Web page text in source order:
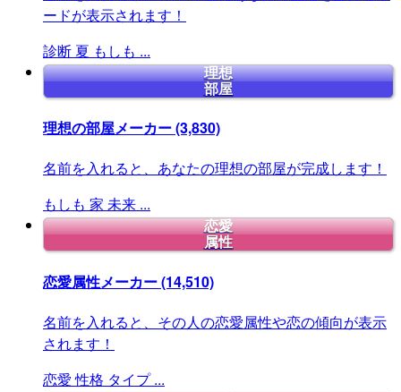
ードが表示されます！
診断 夏 もしも ...
理想
部屋
理想の部屋メーカー(3,830)
名前を入れると、あなたの理想の部屋が完成します！
もしも 家 未来 ...
恋愛
属性
恋愛属性メーカー(14,510)
名前を入れると、その人の恋愛属性や恋の傾向が表示
されます！
恋愛 性格 タイプ ...